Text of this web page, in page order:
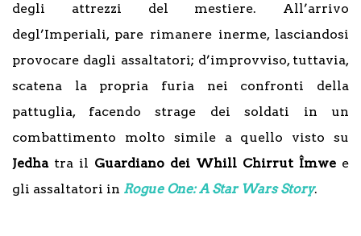
degli attrezzi del mestiere. All’arrivo
degl’Imperiali, pare rimanere inerme, lasciandosi
provocare dagli assaltatori; d’improvviso, tuttavia,
scatena la propria furia nei confronti della
pattuglia, facendo strage dei soldati in un
combattimento molto simile a quello visto su
Jedhatra il Guardiano dei Whill Chirrut Îmwe e
gli assaltatori in Rogue One: A Star Wars Story.